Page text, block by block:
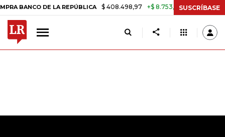
DE LA REPÚBLICA $ 408.498,97 +$ 8.753,81 +2,19% TASA DE
SUSCRÍBASE